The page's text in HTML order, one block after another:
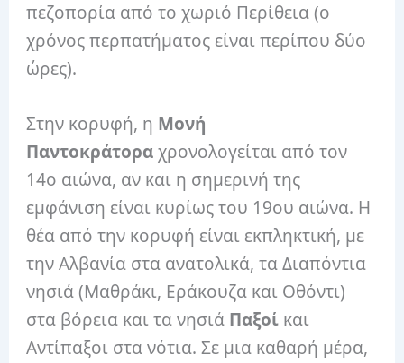
πεζοπορία από το χωριό Περίθεια (ο
χρόνος περπατήματος είναι περίπου δύο
ώρες).
Στην κορυφή, η Μονή
Παντοκράτοραχρονολογείται από τον
14ο αιώνα, αν και η σημερινή της
εμφάνιση είναι κυρίως του 19ου αιώνα. Η
θέα από την κορυφή είναι εκπληκτική, με
την Αλβανία στα ανατολικά, τα Διαπόντια
νησιά (Μαθράκι, Εράκουζα και Οθόντι)
στα βόρεια και τα νησιά Παξοί και
Αντίπαξοι στα νότια. Σε μια καθαρή μέρα,